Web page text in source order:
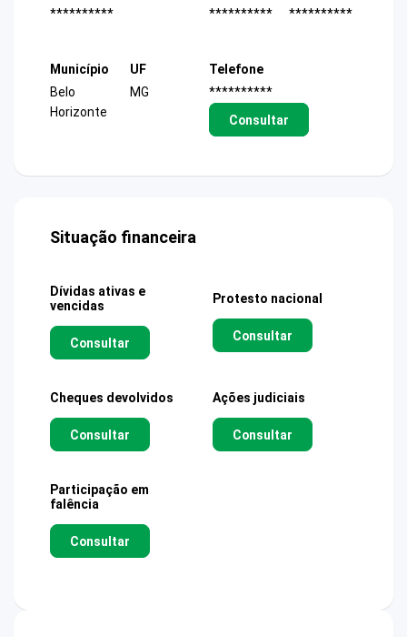
**********
**********
**********
Município
Belo
Horizonte
UF
MG
Telefone
**********
Consultar
Situação financeira
Dívidas ativas e
vencidas
Consultar
Protesto nacional
Consultar
Cheques devolvidos
Consultar
Ações judiciais
Consultar
Participação em
falência
Consultar